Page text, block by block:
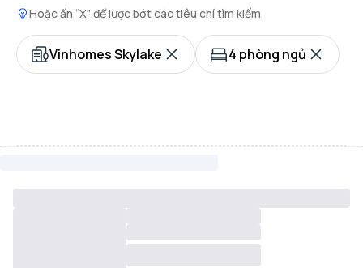
Hoặc ấn “X” để lược bớt các tiêu chí tìm kiếm
Vinhomes Skylake 4 phòng ngủ